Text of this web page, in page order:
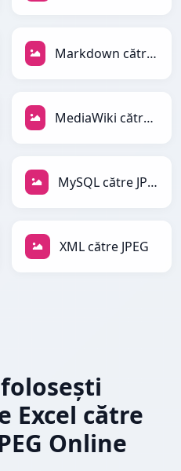
Markdown către JPEG
MediaWiki către JPEG
MySQL către JPEG
XML către JPEG
Excel către
Online